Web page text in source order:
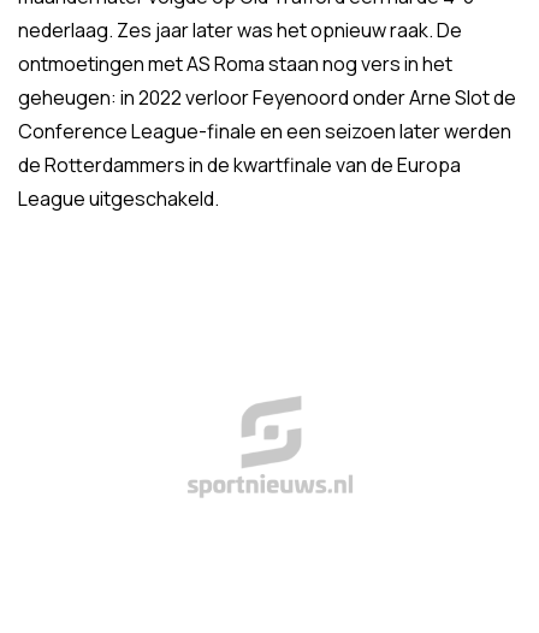
nederlaag. Zes jaar later was het opnieuw raak. De
ontmoetingen met AS Roma staan nog vers in het
geheugen: in 2022 verloor Feyenoord onder Arne Slot de
Conference League-finale en een seizoen later werden
de Rotterdammers in de kwartfinale van de Europa
League uitgeschakeld.